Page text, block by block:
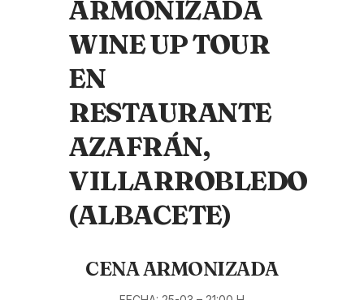
ARMONIZADA
WINE UP TOUR
EN
RESTAURANTE
AZAFRÁN,
VILLARROBLEDO
(ALBACETE)
CENA ARMONIZADA